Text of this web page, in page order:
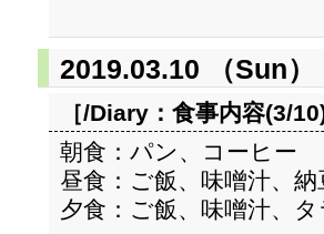
2019.03.10 （Sun）
［/Diary： 食事内容(3/
朝食：パン、コーヒー
昼食：ご飯、味噌汁、納
夕食：ご飯、味噌汁、